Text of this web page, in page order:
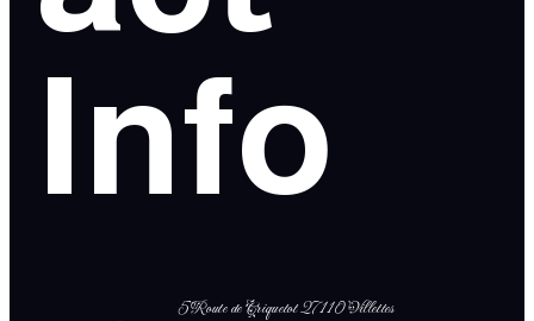
Info
5 Route de Criquetot 27110 Villettes